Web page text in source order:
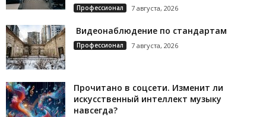
Профессионал 7 августа, 2026
Видеонаблюдение по стандартам
Профессионал 7 августа, 2026
Прочитано в соцсети. Изменит ли
искусственный интеллект музыку
навсегда?